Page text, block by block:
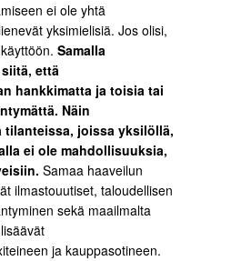
ei ole yhtä
yksimielisiä. Jos olisi,
Samalla
siitä, että
hankkimatta ja toisia tai
. Näin
tilanteissa, joissa yksilöllä,
ei ole mahdollisuuksia,
Samaa haaveilun
ilmastouutiset, taloudellisen
sekä maailmalta
ja kauppasotineen.